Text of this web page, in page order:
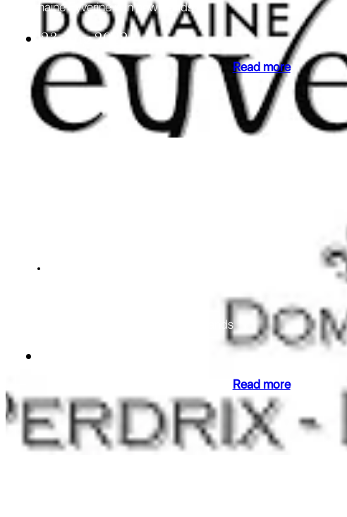
Domaine Eyverine is in new hands
23 Aug 2022
Read more
Domain Perdrix Lasouche changes hands
Read more